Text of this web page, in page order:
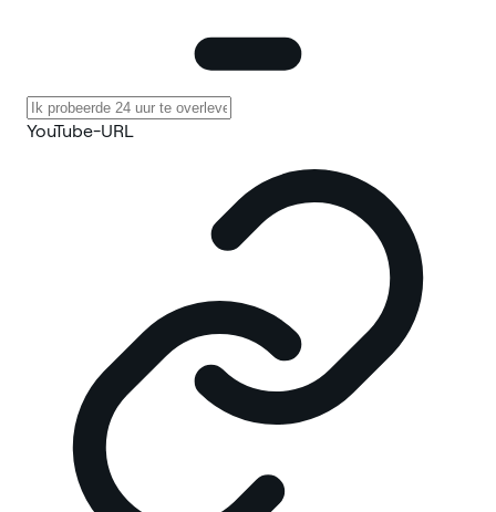
YouTube-URL